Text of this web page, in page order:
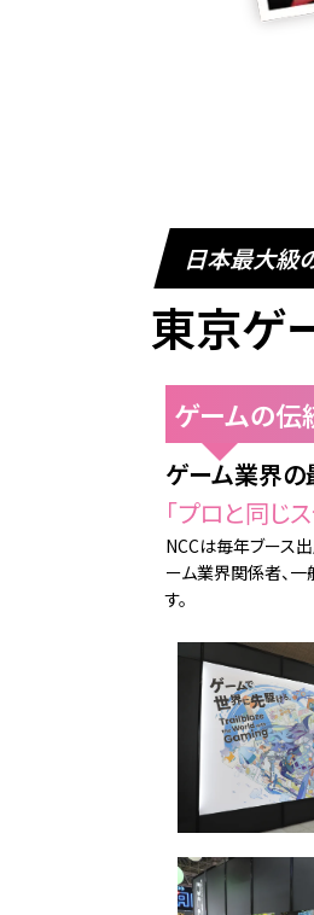
日本最大級
東京ゲ
ゲームの伝
ゲーム業界の
「プロと同じ
NCCは毎年ブース出
ーム業界関係者、
す。